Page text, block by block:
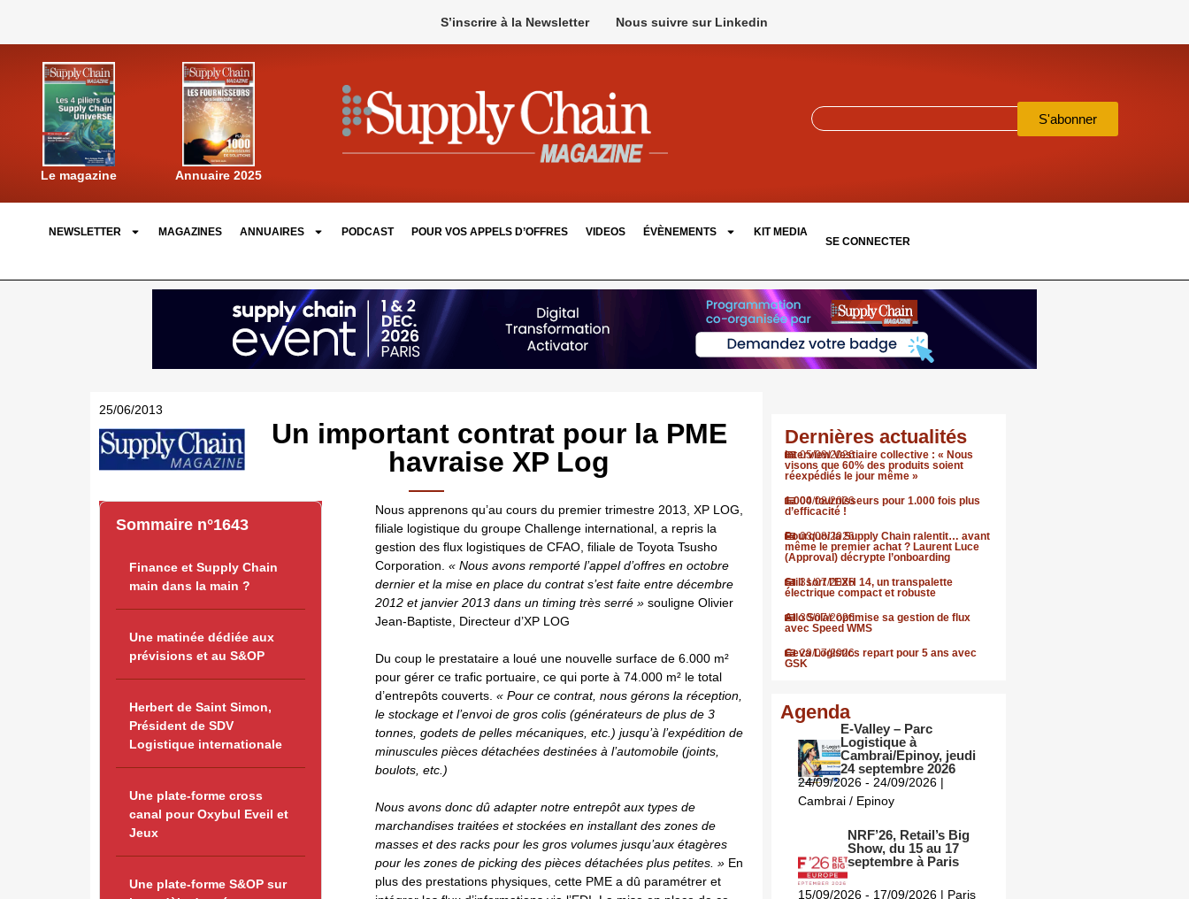
S’inscrire à la Newsletter Nous suivre sur Linkedin
Le magazine Annuaire 2025
S'abonner
NEWSLETTER MAGAZINES ANNUAIRES PODCAST POUR VOS APPELS D’OFFRES VIDEOS ÉVÈNEMENTS KIT MEDIA
SE CONNECTER
Un important contrat pour la PME
havraise XP Log
Sommaire n°1643
Finance et Supply Chain
main dans la main ?
Une matinée dédiée aux
prévisions et au S&OP
Herbert de Saint Simon,
Président de SDV
Logistique internationale
Une plate-forme cross
canal pour Oxybul Eveil et
Jeux
Une plate-forme S&OP sur
Nous apprenons qu’au cours du premier trimestre 2013, XP LOG,
filiale logistique du groupe Challenge international, a repris la
gestion des flux logistiques de CFAO, filiale de Toyota Tsusho
Corporation. « Nous avons remporté l’appel d’offres en octobre
dernier et la mise en place du contrat s’est faite entre décembre
2012 et janvier 2013 dans un timing très serré » souligne Olivier
Jean-Baptiste, Directeur d’XP LOG
Du coup le prestataire a loué une nouvelle surface de 6.000 m²
pour gérer ce trafic portuaire, ce qui porte à 74.000 m² le total
d’entrepôts couverts. « Pour ce contrat, nous gérons la réception,
le stockage et l’envoi de gros colis (générateurs de plus de 3
tonnes, godets de pelles mécaniques, etc.) jusqu’à l’expédition de
minuscules pièces détachées destinées à l’automobile (joints,
boulots, etc.)
Nous avons donc dû adapter notre entrepôt aux types de
marchandises traitées et stockées en installant des zones de
masses et des racks pour les gros volumes jusqu’aux étagères
pour les zones de picking des pièces détachées plus petites. » En
plus des prestations physiques, cette PME a dû paramétrer et
25/06/2013
Dernières actualités
05/08/2026
Interview Vestiaire collective : « Nous
visons que 60% des produits soient
réexpédiés le jour même »
04/08/2026
1.000 fournisseurs pour 1.000 fois plus
d’efficacité !
03/08/2026
Pourquoi la Supply Chain ralentit… avant
même le premier achat ? Laurent Luce
(Approval) décrypte l’onboarding
31/07/2026
Still sort l’EXH 14, un transpalette
électrique compact et robuste
30/07/2026
Allo Solar optimise sa gestion de flux
avec Speed WMS
29/07/2026
Ceva Logistics repart pour 5 ans avec
GSK
Agenda
E-Valley – Parc
Logistique à
Cambrai/Epinoy, jeudi
24 septembre 2026
24/09/2026 - 24/09/2026 |
Cambrai / Epinoy
NRF’26, Retail’s Big
Show, du 15 au 17
septembre à Paris
15/09/2026 - 17/09/2026 | Paris